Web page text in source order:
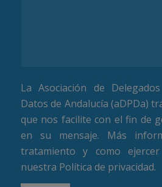
La Asociación de
Datos de Andalucía (aDPDa)
que nos facilite con el fin de
en su mensaje. Más
tratamiento y como
nuestra Política de privacidad.